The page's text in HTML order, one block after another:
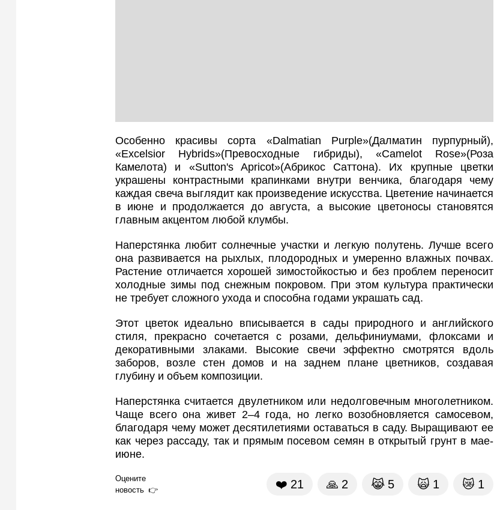
Особенно красивы сорта «Dalmatian Purple»(Далматин пурпурный),
«Excelsior Hybrids»(Превосходные гибриды), «Camelot Rose»(Роза
Камелота) и «Sutton's Apricot»(Абрикос Саттона). Их крупные цветки
украшены контрастными крапинками внутри венчика, благодаря чему
каждая свеча выглядит как произведение искусства. Цветение начинается
в июне и продолжается до августа, а высокие цветоносы становятся
главным акцентом любой клумбы.
Наперстянка любит солнечные участки и легкую полутень. Лучше всего
она развивается на рыхлых, плодородных и умеренно влажных почвах.
Растение отличается хорошей зимостойкостью и без проблем переносит
холодные зимы под снежным покровом. При этом культура практически
не требует сложного ухода и способна годами украшать сад.
Этот цветок идеально вписывается в сады природного и английского
стиля, прекрасно сочетается с розами, дельфиниумами, флоксами и
декоративными злаками. Высокие свечи эффектно смотрятся вдоль
заборов, возле стен домов и на заднем плане цветников, создавая
глубину и объем композиции.
Наперстянка считается двулетником или недолговечным многолетником.
Чаще всего она живет 2–4 года, но легко возобновляется самосевом,
благодаря чему может десятилетиями оставаться в саду. Выращивают ее
как через рассаду, так и прямым посевом семян в открытый грунт в мае-
июне.
Оцените
новость
❤️ 21 🙏 2 😹 5 🙀 1 😿 1